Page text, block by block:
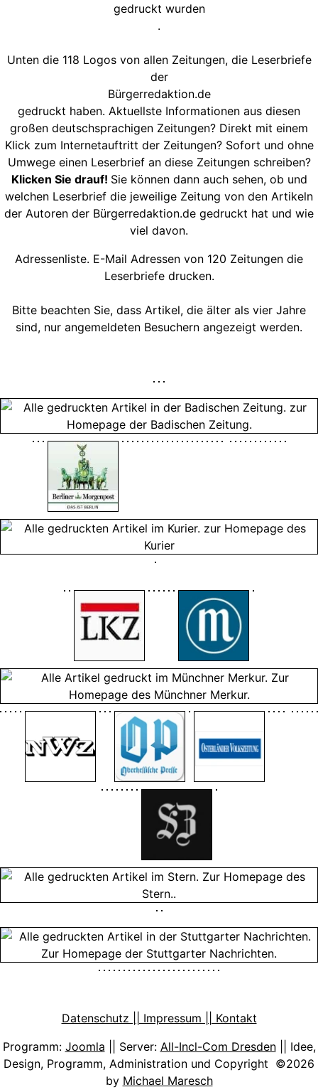
gedruckt wurden
.
Unten die 118 Logos von allen Zeitungen, die Leserbriefe
der
Bürgerredaktion.de
gedruckt haben. Aktuellste Informationen aus diesen
großen deutschsprachigen Zeitungen? Direkt mit einem
Klick zum Internetauftritt der Zeitungen? Sofort und ohne
Umwege einen Leserbrief an diese Zeitungen schreiben?
Klicken Sie drauf! Sie können dann auch sehen, ob und
welchen Leserbrief die jeweilige Zeitung von den Artikeln
der Autoren der Bürgerredaktion.de gedruckt hat und wie
viel davon.
Adressenliste. E-Mail Adressen von 120 Zeitungen die
Leserbriefe drucken.
Bitte beachten Sie, dass Artikel, die älter als vier Jahre
sind, nur angemeldeten Besuchern angezeigt werden.
Datenschutz || Impressum || Kontakt
Programm: Joomla || Server: All-Incl-Com Dresden|| Idee,
Design, Programm, Administration und Copyright ©2026
by Michael Maresch